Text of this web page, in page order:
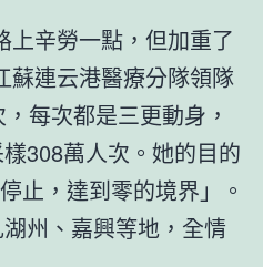
辛勞一點，但加重了
蘇連云港醫療分隊領隊
每次都是三更動身，
308萬人次。她的目的
止，達到零的境界」。
州、嘉興等地，全情